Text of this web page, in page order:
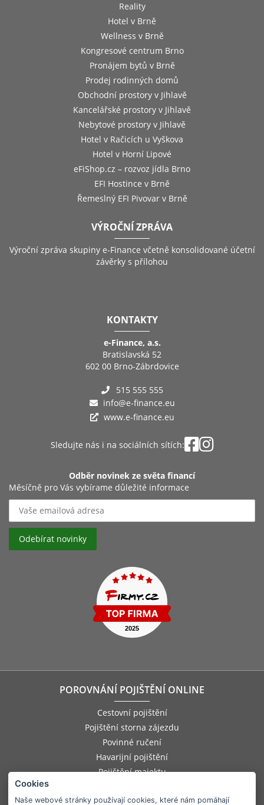
Reality
Hotel v Brně
Wellness v Brně
Kongresové centrum Brno
Pronájem bytů v Brně
Prodej rodinných domů
Obchodní prostory v Jihlavě
Kancelářské prostory v Jihlavě
Nebytové prostory v Jihlavě
Hotel v Račicích u Vyškova
Hotel v Horní Lipové
eFiShop.cz – rozvoz jídla Brno
EFI Hostince v Brně
Řemeslný EFI Pivovar v Brně
VÝROČNÍ ZPRÁVA
Výroční zpráva skupiny e-Finance včetně konsolidované účetní
závěrky s přílohou
KONTAKTY
e-Finance, a.s.
Bratislavská 52
602 00 Brno-Zábrdovice
515 555 555
info@e-finance.eu
www.e-finance.eu
Sledujte nás i na sociálních sítích:
Odběr novinek ze světa financí
Měsíčně pro Vás vybírame důležité informace
POROVNÁNÍ POJIŠTĚNÍ ONLINE
Cestovní pojištění
Pojištění storna zájezdu
Povinné ručení
Havarijní pojištění
Pojištění majektu
Pojištění asistenčních služeb
Cookies
Naše webové stránky používají cookies, které nám pomáhají